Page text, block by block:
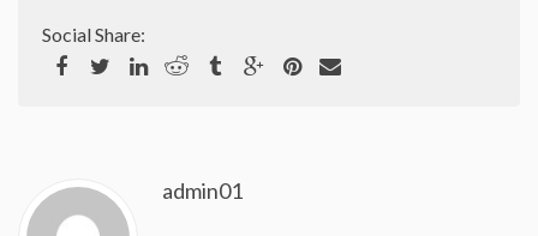
Social Share:
admin01